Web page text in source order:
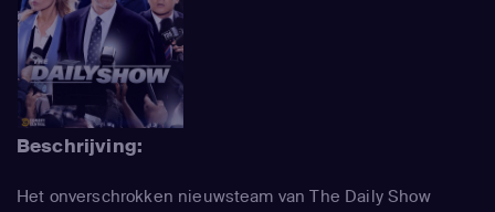
Beschrijving:
Het onverschrokken nieuwsteam van The Daily Show